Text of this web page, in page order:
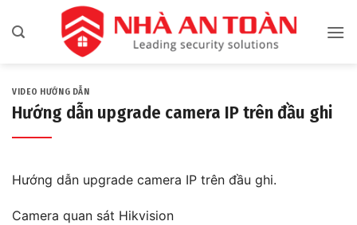
qua
VIDEO HƯỚNG DẪN
Hướng dẫn upgrade camera IP trên đầu ghi
Hướng dẫn upgrade camera IP trên đầu ghi.
Camera quan sát Hikvision